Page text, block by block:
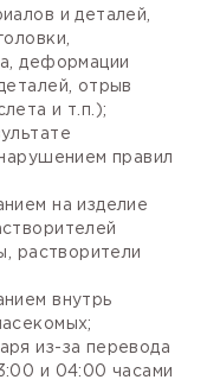
и деталей,
деформации
отрыв
и т.п.);
правил
на изделие
растворители
внутрь
из-за перевода
и 04:00 часами